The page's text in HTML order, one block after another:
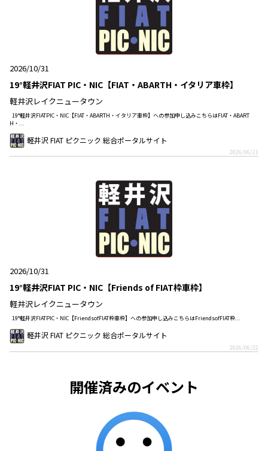
2026/10/31
19°軽井沢FIAT PIC・NIC【FIAT・ABARTH・イタリア車枠】
軽井沢レイクニュータウン
19°軽井沢FIATPIC・NIC【FIAT・ABARTH・イタリア車枠】への参加申し込みこちらはFIAT・ABART
H・...
軽井沢 FIAT ピクニック 総合ポータルサイト
2026/06/21
2026/10/31
19°軽井沢FIAT PIC・NIC【Friends of FIAT枠車枠】
軽井沢レイクニュータウン
19°軽井沢FIATPIC・NIC【FriendsofFIAT枠車枠】への参加申し込みこちらはFriendsofFIAT枠...
軽井沢 FIAT ピクニック 総合ポータルサイト
2026/06/22
開催済みのイベント